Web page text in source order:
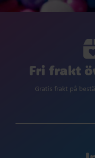
Fri frakt
Gratis frakt på